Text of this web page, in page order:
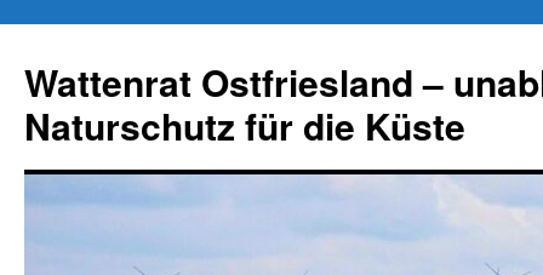
springen
Wattenrat Ostfriesland –
Naturschutz für die Küste